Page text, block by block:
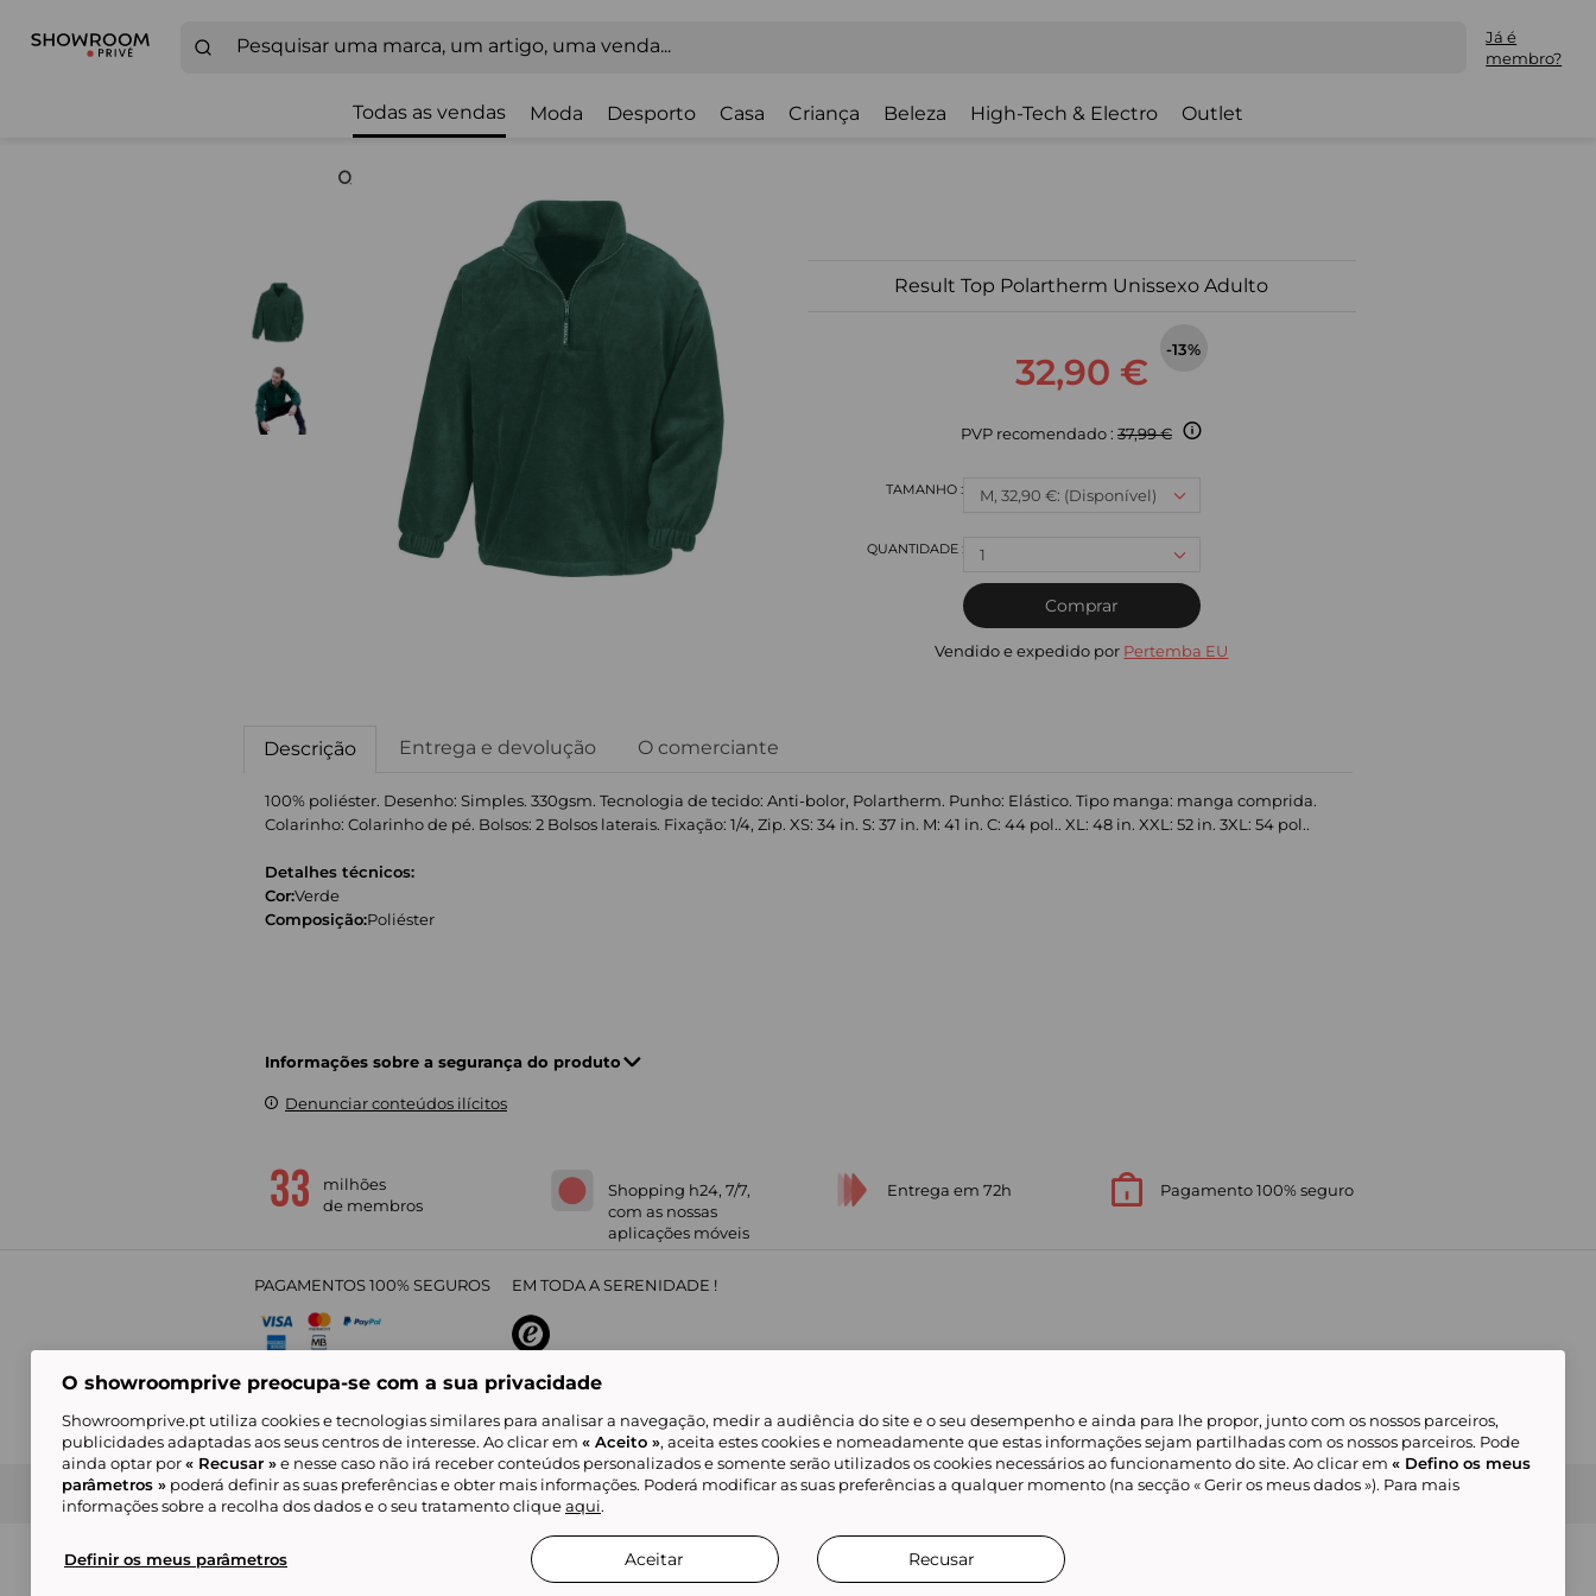
Já é
membro?
Todas as vendas Moda Desporto Casa Criança Beleza High-Tech & Electro Outlet
Result Top Polartherm Unissexo Adulto
32,90 €
-13%
PVP recomendado : 37,99 €
M, 32,90 €: (Disponível)
1
Comprar
Vendido e expedido por Pertemba EU
Descrição Entrega e devolução O comerciante
100% poliéster. Desenho: Simples. 330gsm. Tecnologia de tecido: Anti-bolor, Polartherm. Punho: Elástico. Tipo manga: manga comprida.
Colarinho: Colarinho de pé. Bolsos: 2 Bolsos laterais. Fixação: 1/4, Zip. XS: 34 in. S: 37 in. M: 41 in. C: 44 pol.. XL: 48 in. XXL: 52 in. 3XL: 54 pol..
Detalhes técnicos:
Cor:Verde
Composição:Poliéster
Informações sobre a segurança do produto
Denunciar conteúdos ilícitos
milhões
de membros
Shopping h24, 7/7,
com as nossas
aplicações móveis
Entrega em 72h Pagamento 100% seguro
PAGAMENTOS 100% SEGUROS EM TODA A SERENIDADE !
4,31/5 sobre
Condições Gerais de Venda Política de Confidencialidade Livro de Reclamações Showroomprive group Ajuda e Contacto Gerir os meus cookies
Condições Gerais
de Marketplace
Alguns visuais são gerados com inteligência artificial
© Showroomprive.pt 2026
O showroomprive preocupa-se com a sua privacidade
Showroomprive.pt utiliza cookies e tecnologias similares para analisar a navegação, medir a audiência do site e o seu desempenho e ainda para lhe propor, junto com os nossos parceiros,
publicidades adaptadas aos seus centros de interesse. Ao clicar em « Aceito », aceita estes cookies e nomeadamente que estas informações sejam partilhadas com os nossos parceiros. Pode
ainda optar por« Recusar »e nesse caso não irá receber conteúdos personalizados e somente serão utilizados os cookies necessários ao funcionamento do site. Ao clicar em « Defino os meus
parâmetros » poderá definir as suas preferências e obter mais informações. Poderá modificar as suas preferências a qualquer momento (na secção « Gerir os meus dados »). Para mais
informações sobre a recolha dos dados e o seu tratamento cliqueaqui.
Definir os meus parâmetros Aceitar Recusar